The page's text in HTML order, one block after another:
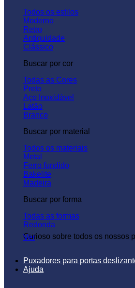
Todos os estilos
Moderno
Retro
Antiquidade
Clássico
Buscar por cor
Todas as Cores
Preto
Aço Inoxidável
Latão
Branco
Buscar por material
Todos os materiais
Metal
Ferro fundido
Bakelite
Madeira
Buscar por forma
Todas as formas
Redonda
Curioso sobre todos os nossos
Ver
Puxadores para portas
Ajuda